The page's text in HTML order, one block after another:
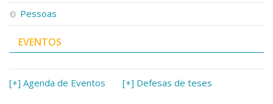
Pessoas
EVENTOS
[+] Agenda de Eventos [+] Defesas de teses